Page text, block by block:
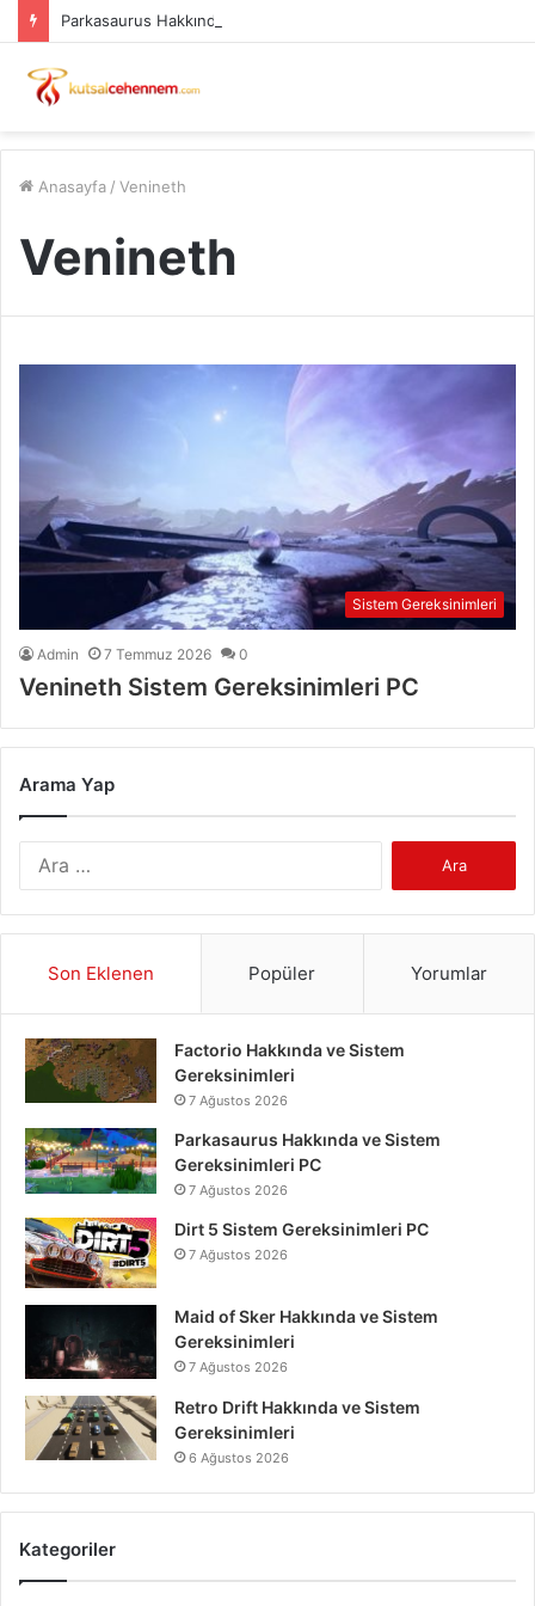
Parkasaurus Hakkında ve Sistem Gereksinimleri PC
Anasayfa / Venineth
Venineth
Sistem Gereksinimleri
Admin 7 Temmuz 2026 0
Venineth Sistem Gereksinimleri PC
Arama Yap
Son Eklenen Popüler Yorumlar
Factorio Hakkında ve Sistem
Gereksinimleri
7 Ağustos 2026
Parkasaurus Hakkında ve Sistem
Gereksinimleri PC
7 Ağustos 2026
Dirt 5 Sistem Gereksinimleri PC
7 Ağustos 2026
Maid of Sker Hakkında ve Sistem
Gereksinimleri
7 Ağustos 2026
Retro Drift Hakkında ve Sistem
Gereksinimleri
6 Ağustos 2026
Kategoriler